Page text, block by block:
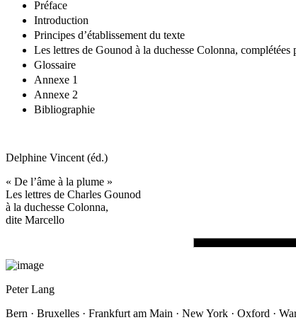
Préface
Introduction
Principes d’établissement du texte
Les lettres de Gounod à la duchesse Colonna,
Glossaire
Annexe 1
Annexe 2
Bibliographie
Delphine Vincent (éd.)
« De l’âme à la plume »
Les lettres de Charles Gounod
à la duchesse Colonna,
dite Marcello
Peter Lang
Bern · Bruxelles · Frankfurt am Main · New York · Oxford ·